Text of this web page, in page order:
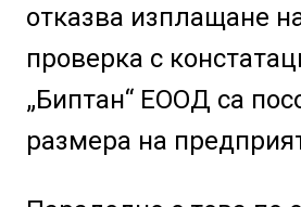
отказва изплащане
проверка с
„Биптан“ ЕООД са
размера на